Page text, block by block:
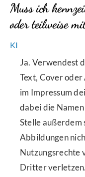
Hörbuch
Über uns
Blog
Muss ich
oder teilweise
KI
Ja. Verwendest
Text, Cover oder
im Impressum
dabei die
Stelle außerdem
Abbildungen
Nutzungsrechte
Dritter verletzen.